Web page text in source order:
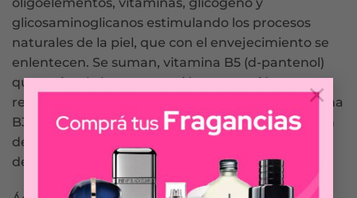
×
glicosaminoglicanos estimulando los procesos
naturales de la piel, que con el envejecimiento se
enlentecen. Se suman, vitamina B5 (d-pantenol)
que estimula la regeneración, reparación y
resistencia de la piel y es anti polución y la vitamina
B3 (niacinamida) que mejora el tono e hidratación
de la piel. Ambos potenciados, reducen los signos
de envejecimiento.